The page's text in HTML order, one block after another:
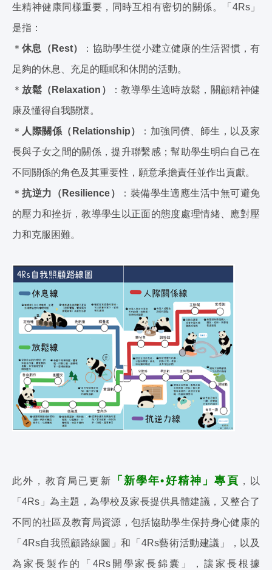
生精神健康同樣重要，同時互相有密切的關係。「4Rs」
是指：
＊休息（Rest）
：協助學生從小建立健康的生活習慣，有
足夠的休息、充足的睡眠和休閒的活動。
＊ 放鬆（Relaxation）
：教導學生適時放鬆，關顧精神健
康及懂得自我關懷。
＊ 人際關係（Relationship）
：加強同儕、師生，以及家
長與子女之間的關係，提升聯繫感；幫助學生明白自己在
不同關係的角色及其重要性，願意承擔責任並作出貢獻。
＊抗逆力（Resilience）
：裝備學生適應生活中無可避免
的壓力和挫折，教導學生以正面的態度處理情緒、應對壓
力和克服困難。
此外，教育局已更新 「新學年•好精神」專頁 ，以
「4Rs」為主題，為學校及家長提供具體建議，又整合了
不同的社區及教育局資源，包括協助學生保持身心健康的
「4Rs自我照顧路線圖」和「4Rs藝術活動建議」，以及
為家長製作的「4Rs開學家長錦囊」，讓家長根據